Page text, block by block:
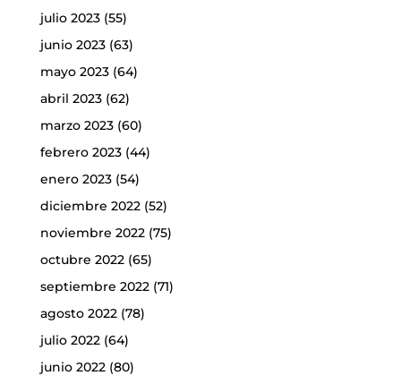
julio 2023(55)
junio 2023(63)
mayo 2023(64)
abril 2023(62)
marzo 2023(60)
febrero 2023(44)
enero 2023(54)
diciembre 2022(52)
noviembre 2022(75)
octubre 2022(65)
septiembre 2022(71)
agosto 2022(78)
julio 2022(64)
junio 2022(80)